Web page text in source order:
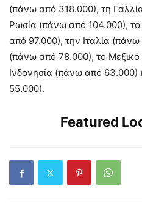
(πάνω από 318.000), τη
Ρωσία (πάνω από 104.000),
από 97.000), την Ιταλία (πάνω
(πάνω από 78.000), το
Ινδονησία (πάνω από
55.000).
Featured